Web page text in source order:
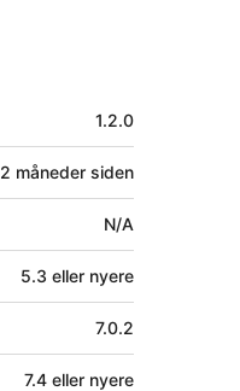
1.2.0
2 måneder siden
N/A
5.3 eller nyere
7.0.2
7.4 eller nyere